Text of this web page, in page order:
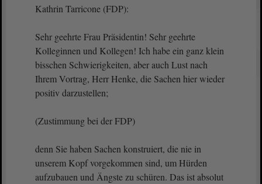
Kathrin Tarricone (FDP):
Sehr geehrte Frau Präsidentin! Sehr geehrte
Kolleginnen und Kollegen! Ich habe ein ganz klein
bisschen Schwierigkeiten, aber auch Lust nach
Ihrem Vortrag, Herr Henke, die Sachen hier wieder
positiv darzustellen;
(Zustimmung bei der FDP)
denn Sie haben Sachen konstruiert, die nie in
unserem Kopf vorgekommen sind, um Hürden
aufzubauen und Ängste zu schüren. Das ist absolut